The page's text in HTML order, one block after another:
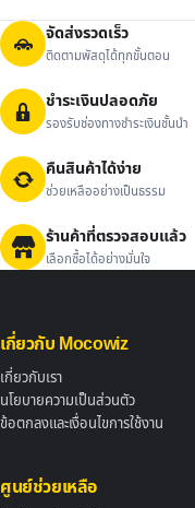
จัดส่งรวดเร็ว
ติดตามพัสดุได้ทุกขั้นตอน
ชำระเงินปลอดภัย
รองรับช่องทางชำระเงินชั้นนำ
คืนสินค้าได้ง่าย
ช่วยเหลืออย่างเป็นธรรม
ร้านค้าที่ตรวจสอบแล้ว
เลือกซื้อได้อย่างมั่นใจ
เกี่ยวกับ Mocowiz
เกี่ยวกับเรา
นโยบายความเป็นส่วนตัว
ข้อตกลงและเงื่อนไขการใช้งาน
ศูนย์ช่วยเหลือ